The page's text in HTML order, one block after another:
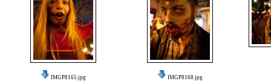
IMGP8165.jpg IMGP8168.jpg